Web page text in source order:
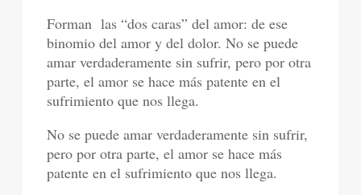
Forman las “dos caras” del amor: de ese
binomio del amor y del dolor. No se puede
amar verdaderamente sin sufrir, pero por otra
parte, el amor se hace más patente en el
sufrimiento que nos llega.
No se puede amar verdaderamente sin sufrir,
pero por otra parte, el amor se hace más
patente en el sufrimiento que nos llega.